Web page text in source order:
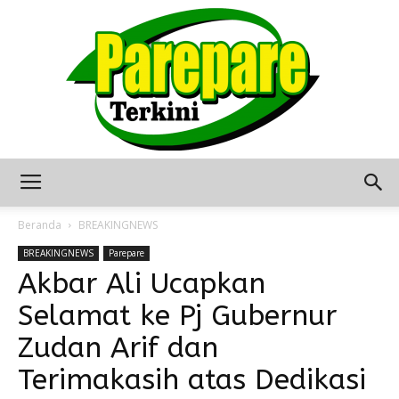
Terkini
Seputar
Beranda BREAKINGNEWS
BREAKINGNEWS Parepare
Akbar Ali Ucapkan
Selamat ke Pj Gubernur
Zudan Arif dan
Terimakasih atas Dedikasi